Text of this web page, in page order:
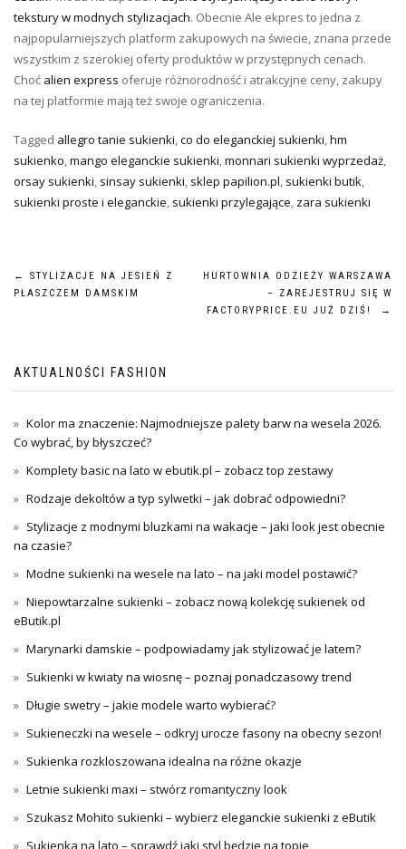
tekstury w modnych stylizacjach. Obecnie Ale ekpres to jedna z
najpopularniejszych platform zakupowych na świecie, znana przede
wszystkim z szerokiej oferty produktów w przystępnych cenach.
Choć alien express oferuje różnorodność i atrakcyjne ceny, zakupy
na tej platformie mają też swoje ograniczenia.
Tagged allegro tanie sukienki,co do eleganckiej sukienki,hm
sukienko,mango eleganckie sukienki,monnari sukienki wyprzedaż,
orsay sukienki, sinsay sukienki, sklep papilion.pl, sukienki butik,
sukienki proste i eleganckie, sukienki przylegające, zara sukienki
Nawigacja
←
STYLIZACJE NA JESIEŃ Z
PŁASZCZEM DAMSKIM
HURTOWNIA ODZIEŻY WARSZAWA
– ZAREJESTRUJ SIĘ W
FACTORYPRICE.EU JUŻ DZIŚ!
→
AKTUALNOŚCI FASHION
Kolor ma znaczenie: Najmodniejsze palety barw na wesela 2026.
Co wybrać, by błyszczeć?
Komplety basic na lato w ebutik.pl – zobacz top zestawy
Rodzaje dekoltów a typ sylwetki – jak dobrać odpowiedni?
Stylizacje z modnymi bluzkami na wakacje – jaki look jest obecnie
na czasie?
Modne sukienki na wesele na lato – na jaki model postawić?
Niepowtarzalne sukienki – zobacz nową kolekcję sukienek od
eButik.pl
Marynarki damskie – podpowiadamy jak stylizować je latem?
Sukienki w kwiaty na wiosnę – poznaj ponadczasowy trend
Długie swetry – jakie modele warto wybierać?
Sukieneczki na wesele – odkryj urocze fasony na obecny sezon!
Sukienka rozkloszowana idealna na różne okazje
Letnie sukienki maxi – stwórz romantyczny look
Szukasz Mohito sukienki – wybierz eleganckie sukienki z eButik
Sukienka na lato – sprawdź jaki styl będzie na topie